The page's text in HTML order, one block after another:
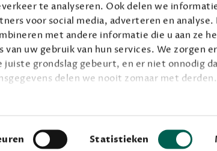
te analyseren. Ook delen we
voor social media, adverteren en analyse.
met andere informatie die u aan ze
van uw gebruik van hun services. We zorgen
juiste grondslag gebeurt, en er niet onnodig
delen we nooit zomaar met derden.
Statistieken
Voorwaarden
© 2026 Connaisseur B.V.